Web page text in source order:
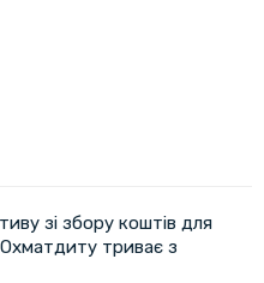
зі збору коштів для
Охматдиту триває з